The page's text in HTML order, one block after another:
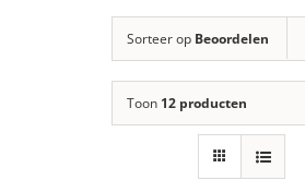
Sorteer op Beoordelen
Toon 12 producten